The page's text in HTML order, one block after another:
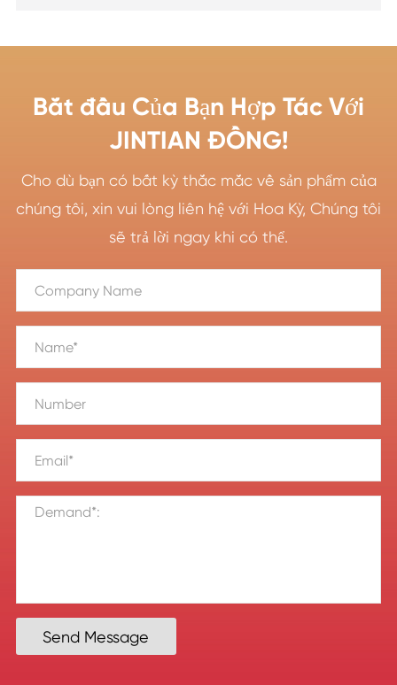
Bắt đầu Của Bạn Hợp Tác Với
JINTIAN ĐỒNG!
Cho dù bạn có bất kỳ thắc mắc về sản phẩm của
chúng tôi, xin vui lòng liên hệ với Hoa Kỳ, Chúng tôi
sẽ trả lời ngay khi có thể.
Send Message